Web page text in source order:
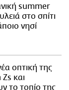
summer
στο σπίτι
νησί
οπτική της
και
το τοπίο της